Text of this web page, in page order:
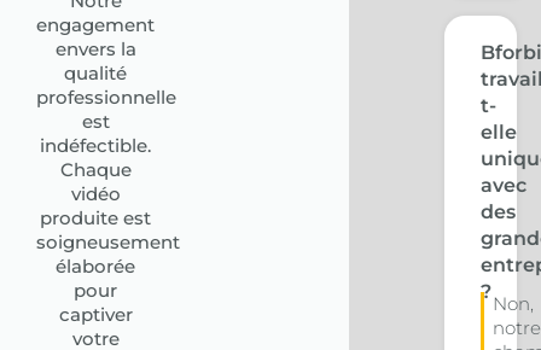
engagement
envers la
qualité
professionnelle
est
indéfectible.
Chaque
vidéo
produite est
soigneusement
élaborée
pour
captiver
votre
t-
elle
avec
des
?
Non,
notre